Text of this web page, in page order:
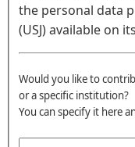
the personal data processing policy of Saint Joseph University of Beirut
Would you like to contribute
or a specific institution?
You can specify it here